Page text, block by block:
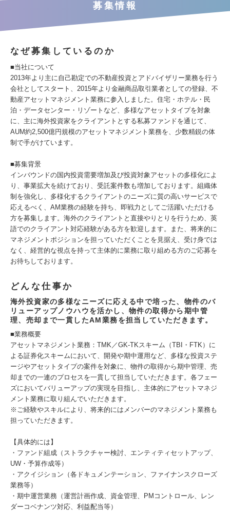
募集情報
なぜ募集しているのか
■当社について
2013年より主に自己勘定での不動産投資とアドバイザリー業務を行う
会社としてスタート、2015年より金融商品取引業者としての登録、不
動産アセットマネジメント業務に参入しました。住宅・ホテル・民
泊・データセンター・リゾートなど、多様なアセットタイプを対象
に、主に海外投資家をクライアントとする私募ファンドを通じて、
AUM約2,500億円規模のアセットマネジメント業務を、少数精鋭の体
制で手がけています。
■募集背景
インバウンドの国内投資需要増加及び投資対象アセットの多様化によ
り、事業拡大を続けており、受託案件数も増加しております。組織体
制を強化し、多様化するクライアントのニーズに質の高いサービスで
応えるべく、AM業務の経験を持ち、即戦力としてご活躍いただける
方を募集します。海外のクライアントと直接やりとりを行うため、英
語でのクライアント対応経験がある方を歓迎します。また、将来的に
マネジメントポジションを担っていただくことを見据え、受け身では
なく、経営的な視点を持って主体的に業務に取り組める方のご応募を
お待ちしております。
どんな仕事か
海外投資家の多様なニーズに応える中で培った、物件のバ
リューアップノウハウを活かし、物件の取得から期中管
理、売却まで一貫したAM業務を担当していただきます。
■業務概要
アセットマネジメント業務：TMK／GK-TKスキーム（TBI・FTK）に
よる証券化スキームにおいて、開発や期中運用など、多様な投資ステ
ージやアセットタイプの案件を対象に、物件の取得から期中管理、売
却までの一連のプロセスを一貫して担当していただきます。各フェー
ズにおいてバリューアップの実現を目指し、主体的にアセットマネジ
メント業務に取り組んでいただきます。
※ご経験やスキルにより、将来的にはメンバーのマネジメント業務も
担っていただきます。
【具体的には】
・ファンド組成（ストラクチャー検討、エンティティセットアップ、
UW・予算作成等）
・アクイジション（各ドキュメンテーション、ファイナンスクローズ
業務等）
・期中運営業務（運営計画作成、資金管理、PMコントロール、レン
ダーコベナンツ対応、利益配当等）